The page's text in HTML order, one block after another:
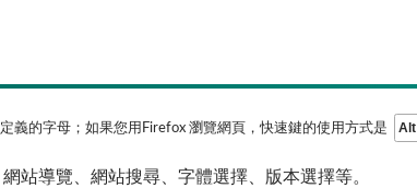
義的字母；如果您用Firefox 瀏覽網頁，快速鍵的使用方式是 Alt
站導覽、網站搜尋、字體選擇、版本選擇等。